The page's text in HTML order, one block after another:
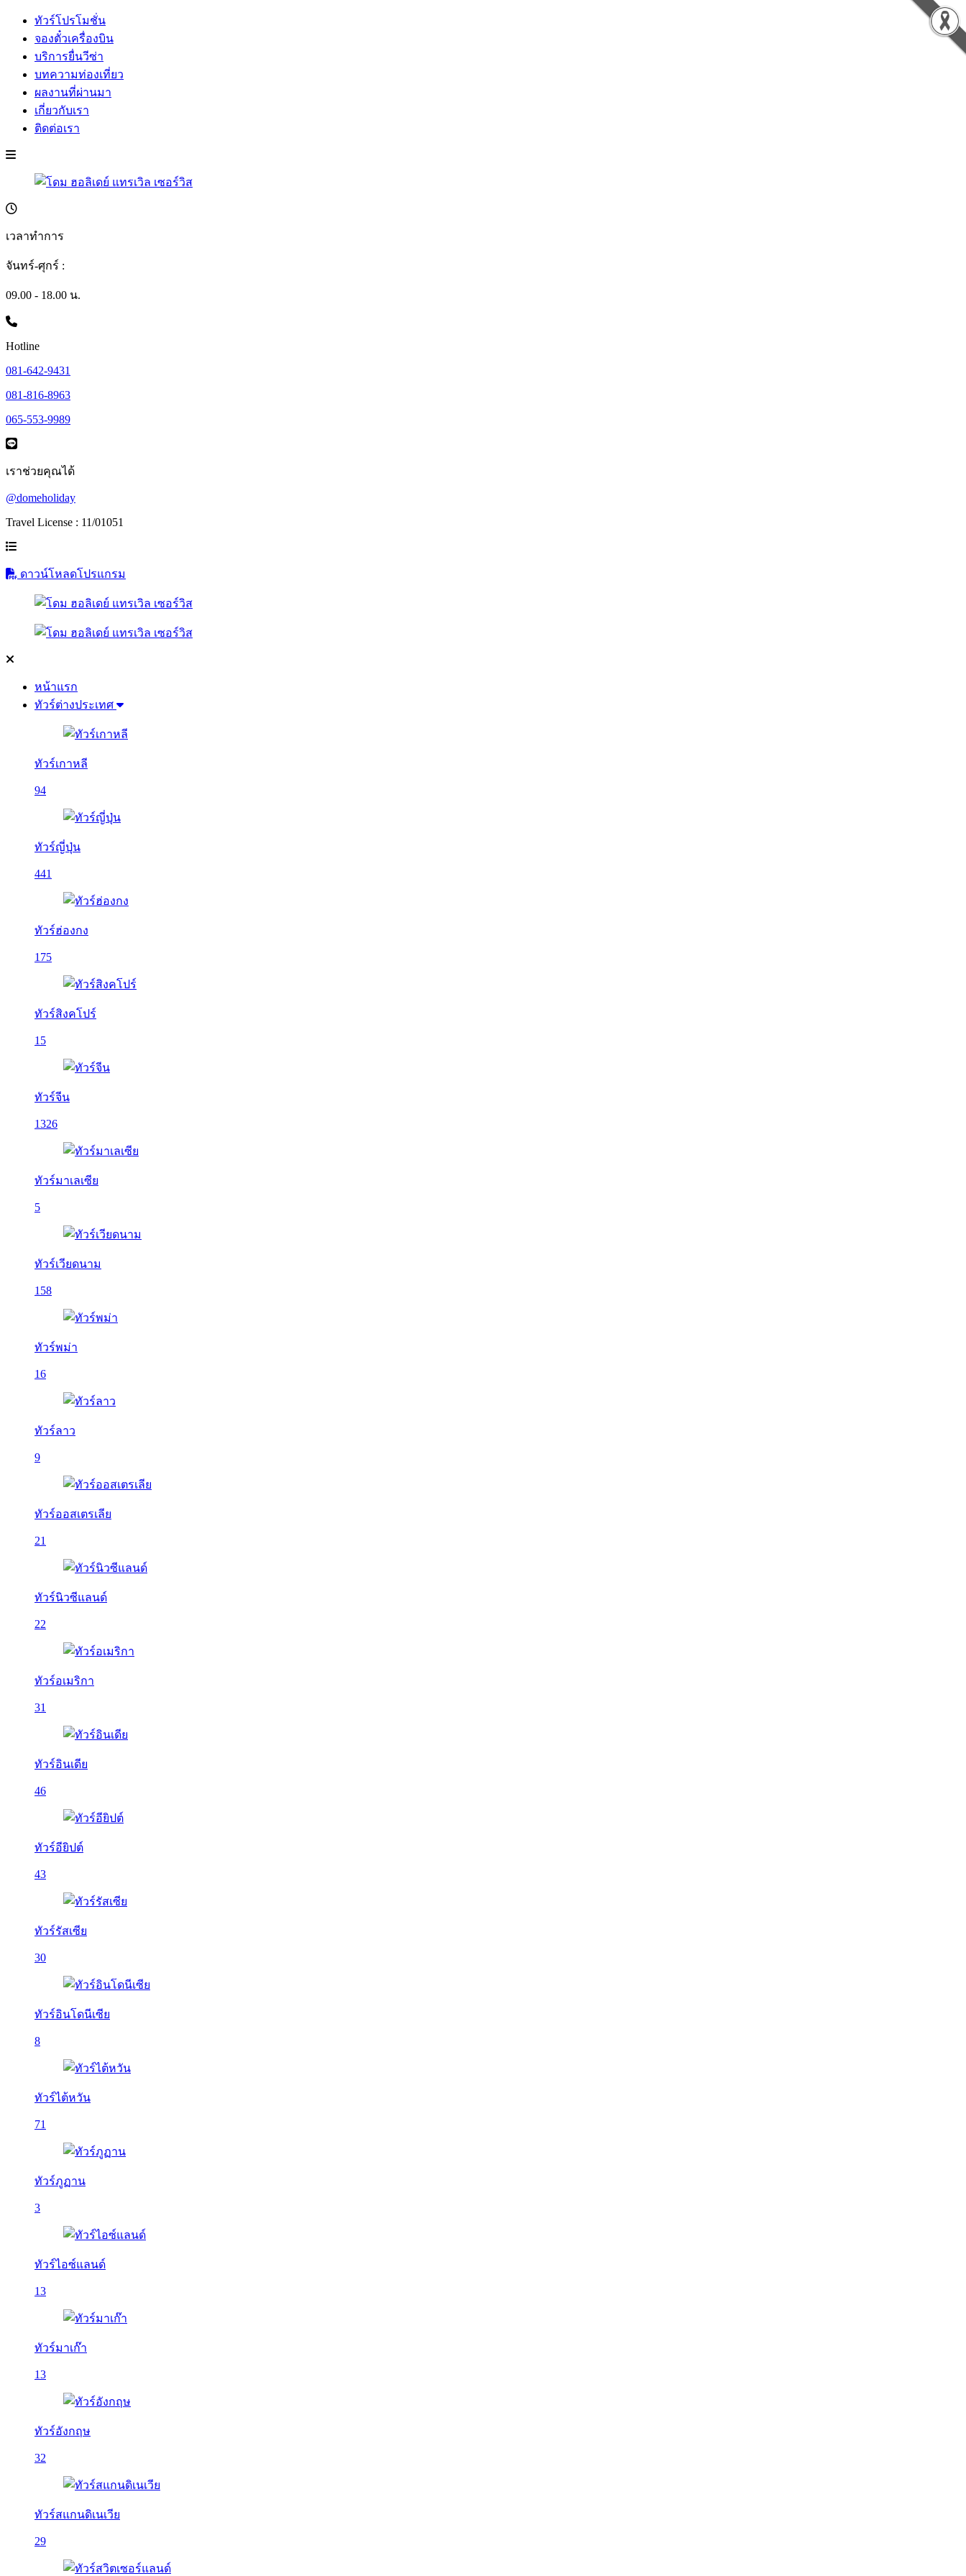
ทัวร์โปรโมชั่น
จองตั๋วเครื่องบิน
บริการยื่นวีซ่า
บทความท่องเที่ยว
ผลงานที่ผ่านมา
เกี่ยวกับเรา
ติดต่อเรา
เวลาทำการ
จันทร์-ศุกร์ :
09.00 - 18.00 น.
Hotline
081-642-9431
081-816-8963
065-553-9989
เราช่วยคุณได้
@domeholiday
Travel License : 11/01051
ดาวน์โหลดโปรแกรม
หน้าแรก
ทัวร์ต่างประเทศ
ทัวร์เกาหลี
94
ทัวร์ญี่ปุ่น
441
ทัวร์ฮ่องกง
175
ทัวร์สิงคโปร์
15
ทัวร์จีน
1326
ทัวร์มาเลเซีย
5
ทัวร์เวียดนาม
158
ทัวร์พม่า
16
ทัวร์ลาว
9
ทัวร์ออสเตรเลีย
21
ทัวร์นิวซีแลนด์
22
ทัวร์อเมริกา
31
ทัวร์อินเดีย
46
ทัวร์อียิปต์
43
ทัวร์รัสเซีย
30
ทัวร์อินโดนีเซีย
8
ทัวร์ไต้หวัน
71
ทัวร์ภูฏาน
3
ทัวร์ไอซ์แลนด์
13
ทัวร์มาเก๊า
13
ทัวร์อังกฤษ
32
ทัวร์สแกนดิเนเวีย
29